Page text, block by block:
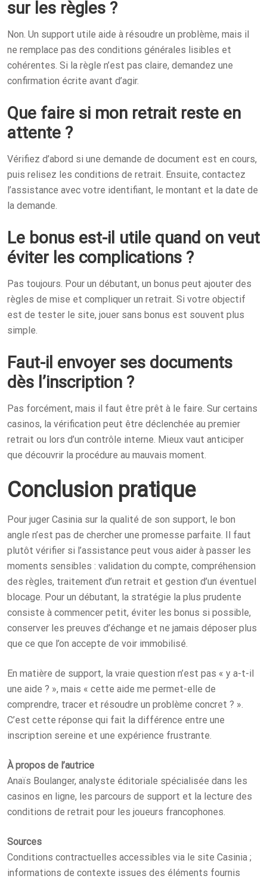
sur les règles ?
Non. Un support utile aide à résoudre un problème, mais il
ne remplace pas des conditions générales lisibles et
cohérentes. Si la règle n’est pas claire, demandez une
confirmation écrite avant d’agir.
Que faire si mon retrait reste en
attente ?
Vérifiez d’abord si une demande de document est en cours,
puis relisez les conditions de retrait. Ensuite, contactez
l’assistance avec votre identifiant, le montant et la date de
la demande.
Le bonus est-il utile quand on veut
éviter les complications ?
Pas toujours. Pour un débutant, un bonus peut ajouter des
règles de mise et compliquer un retrait. Si votre objectif
est de tester le site, jouer sans bonus est souvent plus
simple.
Faut-il envoyer ses documents
dès l’inscription ?
Pas forcément, mais il faut être prêt à le faire. Sur certains
casinos, la vérification peut être déclenchée au premier
retrait ou lors d’un contrôle interne. Mieux vaut anticiper
que découvrir la procédure au mauvais moment.
Conclusion pratique
Pour juger Casinia sur la qualité de son support, le bon
angle n’est pas de chercher une promesse parfaite. Il faut
plutôt vérifier si l’assistance peut vous aider à passer les
moments sensibles : validation du compte, compréhension
des règles, traitement d’un retrait et gestion d’un éventuel
blocage. Pour un débutant, la stratégie la plus prudente
consiste à commencer petit, éviter les bonus si possible,
conserver les preuves d’échange et ne jamais déposer plus
que ce que l’on accepte de voir immobilisé.
En matière de support, la vraie question n’est pas « y a-t-il
une aide ? », mais « cette aide me permet-elle de
comprendre, tracer et résoudre un problème concret ? ».
C’est cette réponse qui fait la différence entre une
inscription sereine et une expérience frustrante.
À propos de l’autrice
Anaïs Boulanger, analyste éditoriale spécialisée dans les
casinos en ligne, les parcours de support et la lecture des
conditions de retrait pour les joueurs francophones.
Sources
Conditions contractuelles accessibles via le site Casinia ;
informations de contexte issues des éléments fournis